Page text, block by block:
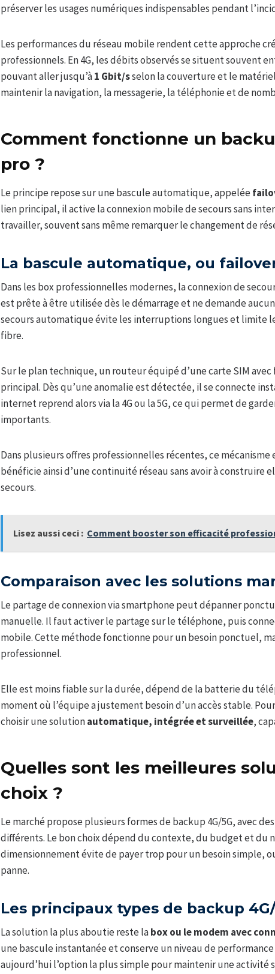
préserver les usages numériques indispensables pendant
Les performances du réseau mobile rendent cette approche
professionnels. En 4G, les débits observés se situent souvent
pouvant aller jusqu’à1 Gbit/sselon la couverture et le
maintenir la navigation, la messagerie, la téléphonie et de
Comment fonctionne un
pro ?
Le principe repose sur une bascule automatique, appelée
lien principal, il active la connexion mobile de secours sans
travailler, souvent sans même remarquer le changement de
La bascule automatique, ou
Dans les box professionnelles modernes, la connexion de
est prête à être utilisée dès le démarrage et ne demande
secours automatique évite les interruptions longues et limite
fibre.
Sur le plan technique, un routeur équipé d’une carte SIM
principal. Dès qu’une anomalie est détectée, il se connecte
internet reprend alors via la 4G ou la 5G, ce qui permet de
importants.
Dans plusieurs offres professionnelles récentes, ce mécanisme
bénéficie ainsi d’une continuité réseau sans avoir à
secours.
Lisez aussi ceci : Comment booster son efficacité
Comparaison avec les solutions
Le partage de connexion via smartphone peut dépanner
manuelle. Il faut activer le partage sur le téléphone, puis
mobile. Cette méthode fonctionne pour un besoin ponctuel,
professionnel.
Elle est moins fiable sur la durée, dépend de la batterie du
moment où l’équipe a justement besoin d’un accès stable.
choisir une solutionautomatique, intégrée et surveillée,
Quelles sont les meilleures
choix ?
Le marché propose plusieurs formes de backup 4G/5G, avec
différents. Le bon choix dépend du contexte, du budget et du
dimensionnement évite de payer trop pour un besoin simple,
panne.
Les principaux types de backup 4G/
La solution la plus aboutie reste labox ou le modem avec
une bascule instantanée et conserve un niveau de
aujourd’hui l’option la plus simple pour maintenir une activité